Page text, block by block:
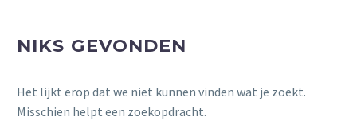
NIKS GEVONDEN
Het lijkt erop dat we niet kunnen vinden wat je zoekt.
Misschien helpt een zoekopdracht.